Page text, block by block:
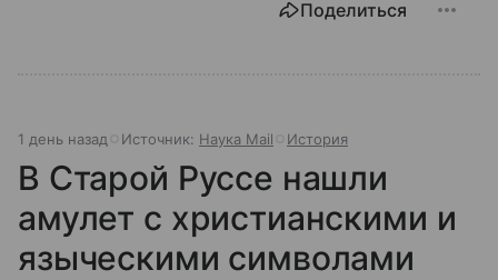
Поделиться
1 день назад Источник: Наука Mail История
В Старой Руссе нашли
амулет с христианскими и
языческими символами